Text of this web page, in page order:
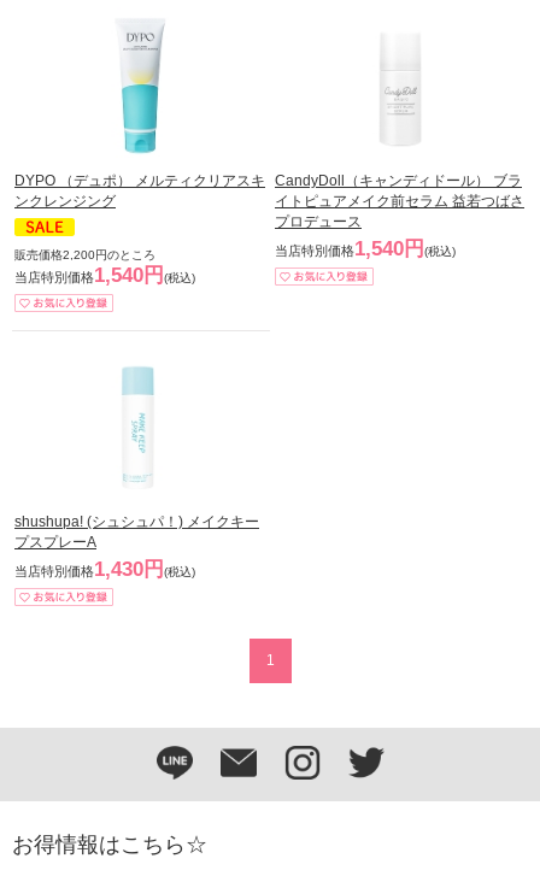
DYPO （デュポ） メルティクリアスキ
ンクレンジング
販売価格2,200円のところ
当店特別価格1,540円 (税込)
CandyDoll（キャンディドール） ブラ
イトピュアメイク前セラム 益若つばさ
プロデュース
当店特別価格1,540円 (税込)
shushupa! (シュシュパ！) メイクキー
プスプレーA
当店特別価格1,430円 (税込)
1
お得情報はこちら☆